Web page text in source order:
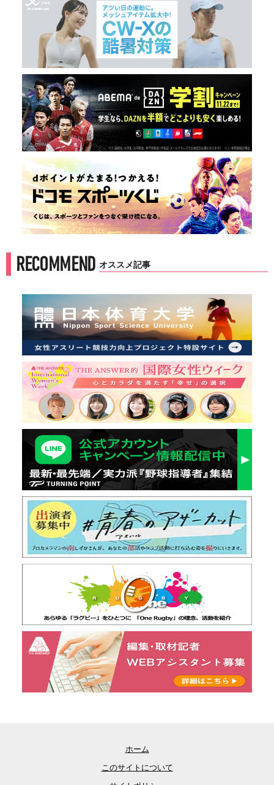
RECOMMEND オススメ記事
ホーム
このサイトについて